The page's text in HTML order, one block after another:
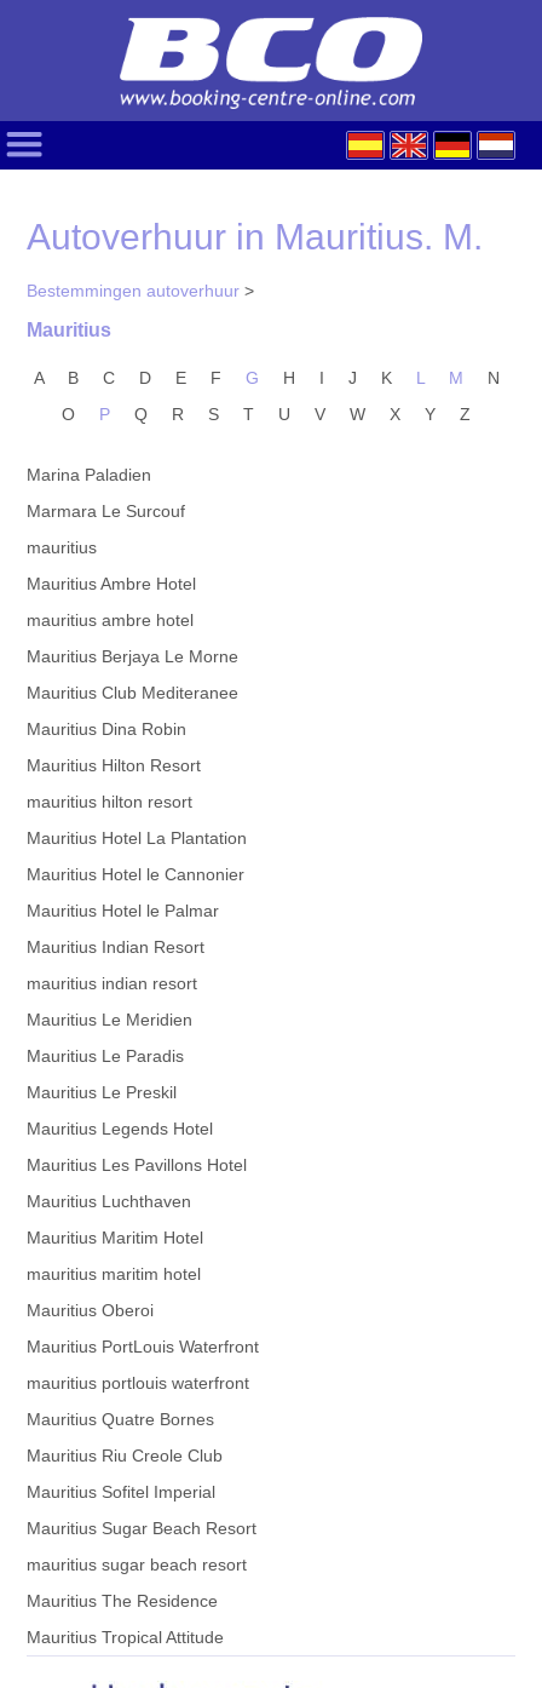
Autoverhuur in Mauritius. M.
Bestemmingen autoverhuur >
Mauritius
A B C D E F G H I J K L M
N
O
P Q R S T U V W X Y Z
Marina Paladien
Marmara Le Surcouf
mauritius
Mauritius Ambre Hotel
mauritius ambre hotel
Mauritius Berjaya Le Morne
Mauritius Club Mediteranee
Mauritius Dina Robin
Mauritius Hilton Resort
mauritius hilton resort
Mauritius Hotel La Plantation
Mauritius Hotel le Cannonier
Mauritius Hotel le Palmar
Mauritius Indian Resort
mauritius indian resort
Mauritius Le Meridien
Mauritius Le Paradis
Mauritius Le Preskil
Mauritius Legends Hotel
Mauritius Les Pavillons Hotel
Mauritius Luchthaven
Mauritius Maritim Hotel
mauritius maritim hotel
Mauritius Oberoi
Mauritius PortLouis Waterfront
mauritius portlouis waterfront
Mauritius Quatre Bornes
Mauritius Riu Creole Club
Mauritius Sofitel Imperial
Mauritius Sugar Beach Resort
mauritius sugar beach resort
Mauritius The Residence
Mauritius Tropical Attitude